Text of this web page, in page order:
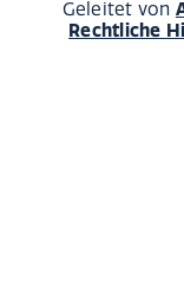
Geleitet von
Rechtliche